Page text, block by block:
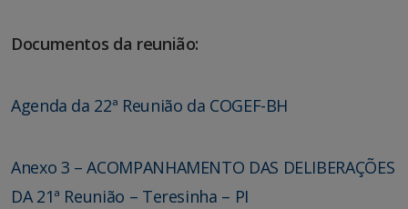
Documentos da reunião:
Agenda da 22ª Reunião da COGEF-BH
Anexo 3 – ACOMPANHAMENTO DAS DELIBERAÇÕES
DA 21ª Reunião – Teresinha – PI